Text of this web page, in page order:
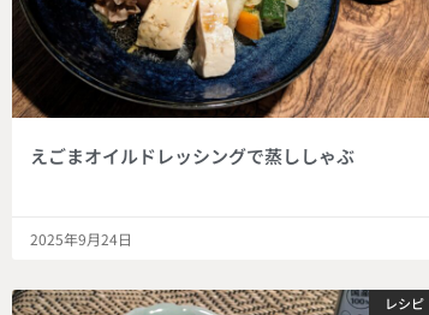
えごまオイルドレッシングで蒸ししゃぶ
2025年9月24日
レシピ